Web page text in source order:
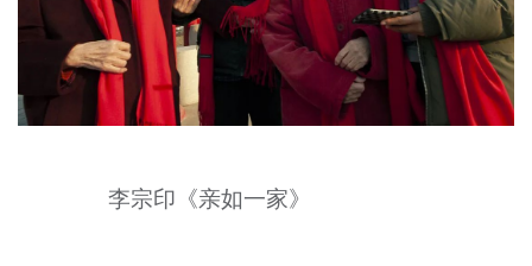
李宗印《亲如一家》